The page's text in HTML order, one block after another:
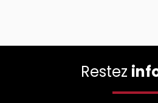
Restez